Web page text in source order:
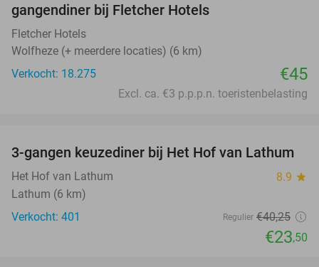
gangendiner bij Fletcher Hotels
Fletcher Hotels
Wolfheze (+ meerdere locaties) (6 km)
Verkocht: 18.275
€45
Excl. ca. €3 p.p.p.n. toeristenbelasting
42%
3-gangen keuzediner bij Het Hof van Lathum
Het Hof van Lathum 8.9 star
Lathum (6 km)
Verkocht: 401
Regulier €40,25
€23,50